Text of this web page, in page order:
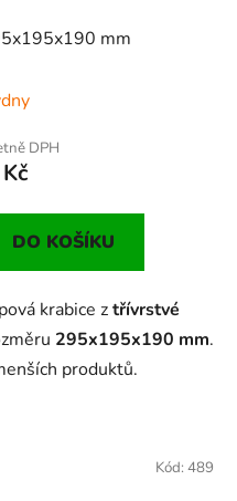
mm
DPH
DO KOŠÍKU
krabice ztřívrstvé
295x195x190 mm.
produktů.
Kód: 489